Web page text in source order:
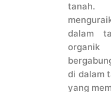
dalam
di dalam
yang